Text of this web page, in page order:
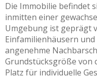
Die Immobilie befindet
inmitten einer
Umgebung ist geprägt
Einfamilienhäusern
angenehme
Grundstücksgröße von
Platz für individuelle